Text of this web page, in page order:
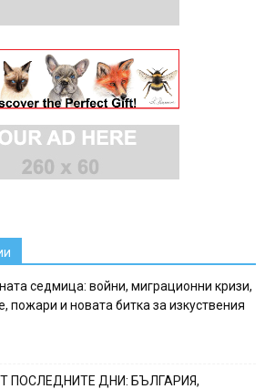
седмица: войни, миграционни кризи,
пожари и новата битка за изкуствения
ПОСЛЕДНИТЕ ДНИ: БЪЛГАРИЯ,